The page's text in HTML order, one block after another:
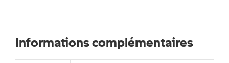
Informations complémentaires